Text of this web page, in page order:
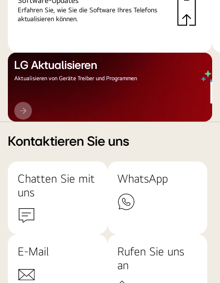
Erfahren Sie, wie Sie die Software Ihres Telefons
aktualisieren können.
LG Aktualisieren
Aktualisieren von Geräte Treiber und Programmen
LG
Aktualisieren
Kontaktieren Sie uns
Chatten Sie mit
uns
WhatsApp
E-Mail
Rufen Sie uns
an